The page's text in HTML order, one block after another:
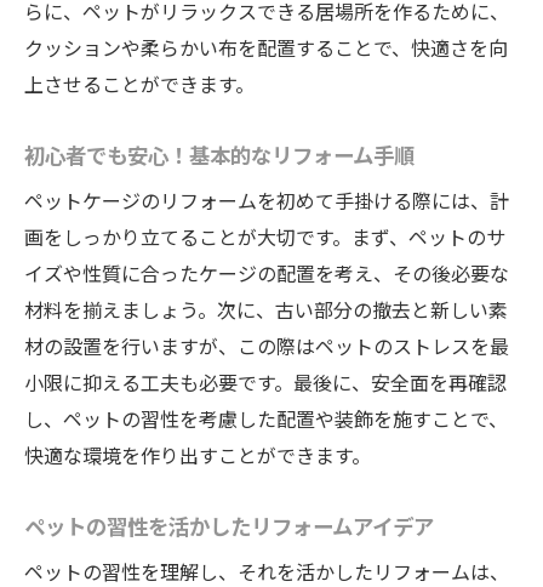
らに、ペットがリラックスできる居場所を作るために、
クッションや柔らかい布を配置することで、快適さを向
上させることができます。
初心者でも安心！基本的なリフォーム手順
ペットケージのリフォームを初めて手掛ける際には、計
画をしっかり立てることが大切です。まず、ペットのサ
イズや性質に合ったケージの配置を考え、その後必要な
材料を揃えましょう。次に、古い部分の撤去と新しい素
材の設置を行いますが、この際はペットのストレスを最
小限に抑える工夫も必要です。最後に、安全面を再確認
し、ペットの習性を考慮した配置や装飾を施すことで、
快適な環境を作り出すことができます。
ペットの習性を活かしたリフォームアイデア
ペットの習性を理解し、それを活かしたリフォームは、